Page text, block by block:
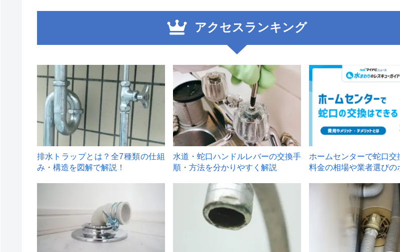
アクセスランキング
1
排水トラップとは？全7種類の仕組
み・構造を図解で解説！
2
水道・蛇口ハンドルレバーの交換手
順・方法を分かりやすく解説
ホームセンターで蛇口交
料金の相場や業者選びの